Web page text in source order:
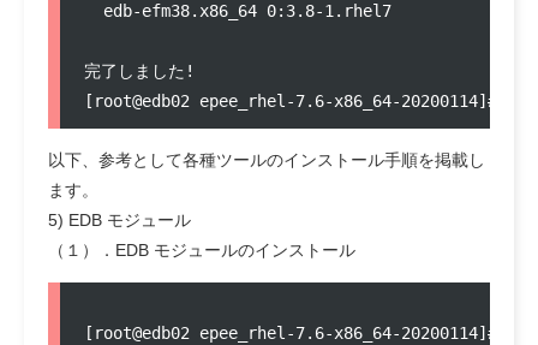
edb-
完了しました!
以下、参考として各種ツールのインストール手順を掲載し
ます。
5) EDB モジュール
（１）．EDB モジュールのインストール
[root@edb02 epee_rhel-7.6-x86_64-20200114]#